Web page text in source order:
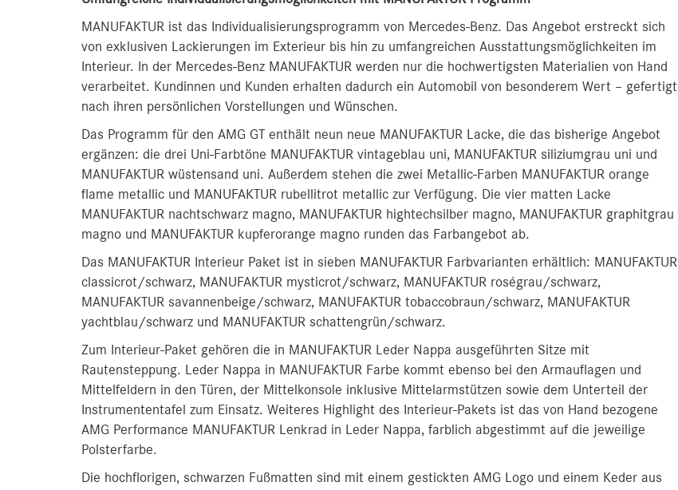
MANUFAKTUR ist das Individualisierungsprogramm von Mercedes-Benz. Das Angebot erstreckt sich
von exklusiven Lackierungen im Exterieur bis hin zu umfangreichen Ausstattungsmöglichkeiten im
Interieur. In der Mercedes-Benz MANUFAKTUR werden nur die hochwertigsten Materialien von Hand
verarbeitet. Kundinnen und Kunden erhalten dadurch ein Automobil von besonderem Wert – gefertigt
nach ihren persönlichen Vorstellungen und Wünschen.
Das Programm für den AMG GT enthält neun neue MANUFAKTUR Lacke, die das bisherige Angebot
ergänzen: die drei Uni-Farbtöne MANUFAKTUR vintageblau uni, MANUFAKTUR siliziumgrau uni und
MANUFAKTUR wüstensand uni. Außerdem stehen die zwei Metallic-Farben MANUFAKTUR orange
flame metallic und MANUFAKTUR rubellitrot metallic zur Verfügung. Die vier matten Lacke
MANUFAKTUR nachtschwarz magno, MANUFAKTUR hightechsilber magno, MANUFAKTUR graphitgrau
magno und MANUFAKTUR kupferorange magno runden das Farbangebot ab.
Das MANUFAKTUR Interieur Paket ist in sieben MANUFAKTUR Farbvarianten erhältlich: MANUFAKTUR
classicrot/schwarz, MANUFAKTUR mysticrot/schwarz, MANUFAKTUR roségrau/schwarz,
MANUFAKTUR savannenbeige/schwarz, MANUFAKTUR tobaccobraun/schwarz, MANUFAKTUR
yachtblau/schwarz und MANUFAKTUR schattengrün/schwarz.
Zum Interieur-Paket gehören die in MANUFAKTUR Leder Nappa ausgeführten Sitze mit
Rautensteppung. Leder Nappa in MANUFAKTUR Farbe kommt ebenso bei den Armauflagen und
Mittelfeldern in den Türen, der Mittelkonsole inklusive Mittelarmstützen sowie dem Unterteil der
Instrumententafel zum Einsatz. Weiteres Highlight des Interieur-Pakets ist das von Hand bezogene
AMG Performance MANUFAKTUR Lenkrad in Leder Nappa, farblich abgestimmt auf die jeweilige
Polsterfarbe.
Die hochflorigen, schwarzen Fußmatten sind mit einem gestickten AMG Logo und einem Keder aus